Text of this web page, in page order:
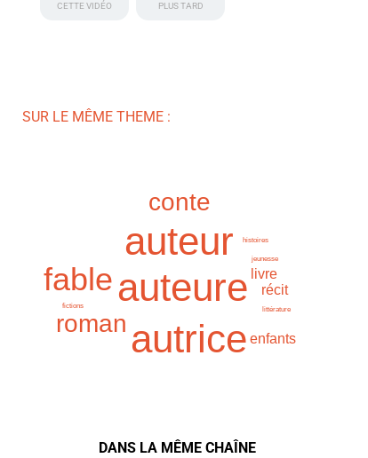
CETTE VIDÉO
PLUS TARD
SUR LE MÊME THEME :
auteure
autrice
auteur
fable
roman
conte
livre
enfants
récit
jeunesse
littérature
histoires
fictions
DANS LA MÊME CHAÎNE